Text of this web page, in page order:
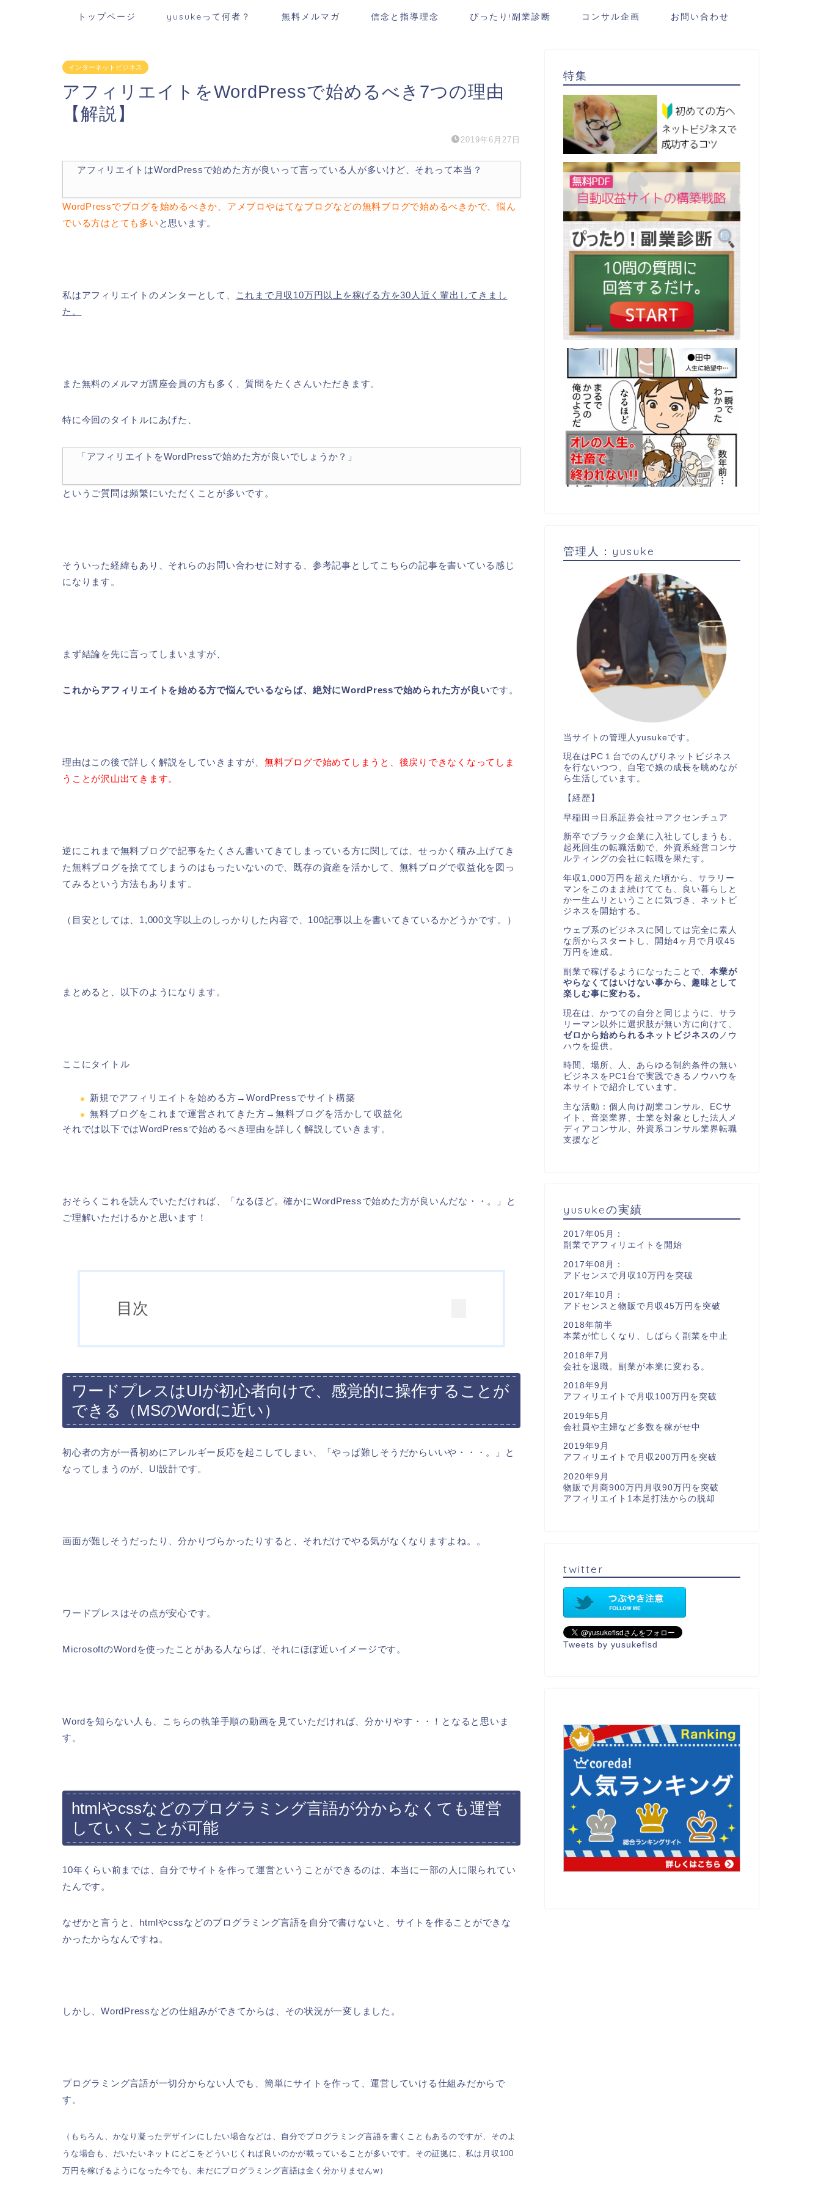
トップページ yusukeって何者？ 無料メルマガ 信念と指導理念 ぴったり!副業診断 コンサル企画 お問い合わせ
インターネットビジネス
アフィリエイトをWordPressで始めるべき7つの理由
【解説】
2019年6月27日
アフィリエイトはWordPressで始めた方が良いって言っている人が多いけど、それって本当？
WordPressでブログを始めるべきか、アメブロやはてなブログなどの無料ブログで始めるべきかで、悩ん
でいる方はとても多い と思います。
私はアフィリエイトのメンターとして、
これまで月収10万円以上を稼げる方を30人近く輩出してきまし
た。
また無料のメルマガ講座会員の方も多く、質問をたくさんいただきます。
特に今回のタイトルにあげた、
「アフィリエイトをWordPressで始めた方が良いでしょうか？」
というご質問は頻繁にいただくことが多いです。
そういった経緯もあり、それらのお問い合わせに対する、参考記事としてこちらの記事を書いている感じ
になります。
まず結論を先に言ってしまいますが、
これからアフィリエイトを始める方で悩んでいるならば、絶対にWordPressで始められた方が良いです。
理由はこの後で詳しく解説をしていきますが、 無料ブログで始めてしまうと、後戻りできなくなってしま
うことが沢山出てきます。
逆にこれまで無料ブログで記事をたくさん書いてきてしまっている方に関しては、せっかく積み上げてき
た無料ブログを捨ててしまうのはもったいないので、既存の資産を活かして、無料ブログで収益化を図っ
てみるという方法もあります。
（目安としては、1,000文字以上のしっかりした内容で、100記事以上を書いてきているかどうかです。）
まとめると、以下のようになります。
ここにタイトル
新規でアフィリエイトを始める方→WordPressでサイト構築
無料ブログをこれまで運営されてきた方→無料ブログを活かして収益化
それでは以下ではWordPressで始めるべき理由を詳しく解説していきます。
おそらくこれを読んでいただければ、「なるほど。確かにWordPressで始めた方が良いんだな・・。」と
ご理解いただけるかと思います！
目次
ワードプレスはUIが初心者向けで、感覚的に操作することが
できる（MSのWordに近い）
初心者の方が一番初めにアレルギー反応を起こしてしまい、「やっぱ難しそうだからいいや・・・。」と
なってしまうのが、UI設計です。
画面が難しそうだったり、分かりづらかったりすると、それだけでやる気がなくなりますよね。。
ワードプレスはその点が安心です。
MicrosoftのWordを使ったことがある人ならば、それにほぼ近いイメージです。
Wordを知らない人も、こちらの執筆手順の動画を見ていただければ、分かりやす・・！となると思いま
す。
htmlやcssなどのプログラミング言語が分からなくても運営
していくことが可能
10年くらい前までは、自分でサイトを作って運営ということができるのは、本当に一部の人に限られてい
たんです。
なぜかと言うと、htmlやcssなどのプログラミング言語を自分で書けないと、サイトを作ることができな
かったからなんですね。
しかし、WordPressなどの仕組みができてからは、その状況が一変しました。
プログラミング言語が一切分からない人でも、簡単にサイトを作って、運営していける仕組みだからで
す。
（もちろん、かなり凝ったデザインにしたい場合などは、自分でプログラミング言語を書くこともあるのですが、そのよ
うな場合も、だいたいネットにどこをどういじくれば良いのかが載っていることが多いです。その証拠に、私は月収100
万円を稼げるようになった今でも、未だにプログラミング言語は全く分かりませんw）
特集
管理人：yusuke
当サイトの管理人 yusukeです。
現在はPC１台 でのんびりネットビジネス
を行ないつつ、自宅で娘の成長を眺めなが
ら生活しています。
【経歴】
早稲田⇒日系証券会社⇒アクセンチュア
新卒でブラック企業に入社してしまうも、
起死回生の転職活動で、外資系経営コンサ
ルティングの会社に転職を果たす。
年収1,000万円を超えた頃から、サラリー
マンをこのまま続けてても、良い暮らしと
か一生ムリということに気づき、ネットビ
ジネスを開始する。
ウェブ系のビジネスに関しては完全に素人
な所からスタートし、開始4 ヶ月で月収45
万円を達成。
副業で稼げるようになったことで、 本業が
やらなくてはいけない事から、趣味として
楽しむ事に変わる。
現在は、かつての自分と同じように、サラ
リーマン以外に選択肢が無い方に向けて、
ゼロから始められるネットビジネスの ノウ
ハウを提供。
時間、場所、人、あらゆる制約条件の無い
ビジネスを PC1 台で実践できるノウハウを
本サイトで紹介しています。
主な活動：個人向け副業コンサル、ECサ
イト、音楽業界、士業を対象とした法人メ
ディアコンサル、外資系コンサル業界転職
支援など
yusukeの実績
2017年05月：
副業でアフィリエイトを開始
2017年08月：
アドセンスで月収10万円を突破
2017年10月：
アドセンスと物販で月収45万円を突破
2018年前半
本業が忙しくなり、しばらく副業を中止
2018年7月
会社を退職。副業が本業に変わる。
2018年9月
アフィリエイトで月収100万円を突破
2019年5月
会社員や主婦など多数を稼がせ中
2019年9月
アフィリエイトで月収200万円を突破
2020年9月
物販で月商900万円月収90万円を突破
アフィリエイト1本足打法からの脱却
twitter
Tweets by yusukeflsd